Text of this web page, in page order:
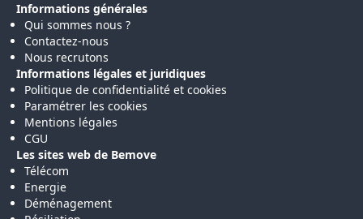
Informations générales
Qui sommes nous ?
Contactez-nous
Nous recrutons
Informations légales et juridiques
Politique de confidentialité et cookies
Paramétrer les cookies
Mentions légales
CGU
Les sites web de Bemove
Télécom
Energie
Déménagement